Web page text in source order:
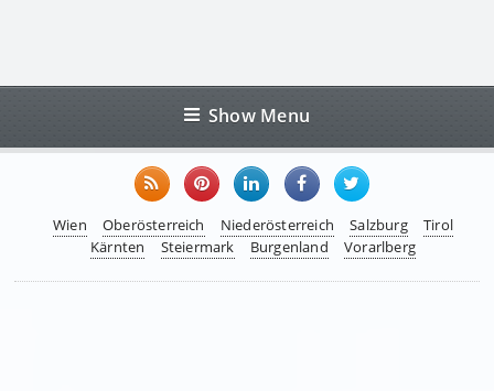
Show Menu
Wien Oberösterreich Niederösterreich Salzburg
Tirol
Kärnten
Steiermark Burgenland Vorarlberg